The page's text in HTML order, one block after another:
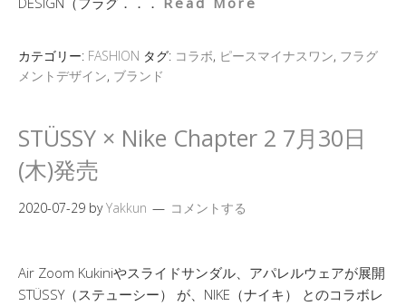
カテゴリー: FASHION タグ: コラボ, ピースマイナスワン, フラグ
メントデザイン, ブランド
STÜSSY × Nike Chapter 2 7月30日
(木)発売
2020-07-29 byYakkun コメントする
Air Zoom Kukiniやスライドサンダル、アパレルウェアが展開
STÜSSY（ステューシー） が、NIKE（ナイキ） とのコラボレ